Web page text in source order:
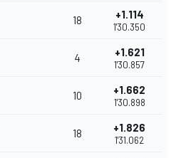
18 +1.114
1'30.350
4 +1.621
1'30.857
10 +1.662
1'30.898
18 +1.826
1'31.062